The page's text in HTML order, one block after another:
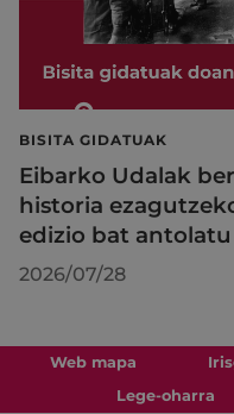
BISITA GIDATUAK
Eibarko Udalak
historia
edizio bat
2026/07/28
Web mapa
Lege-oharra